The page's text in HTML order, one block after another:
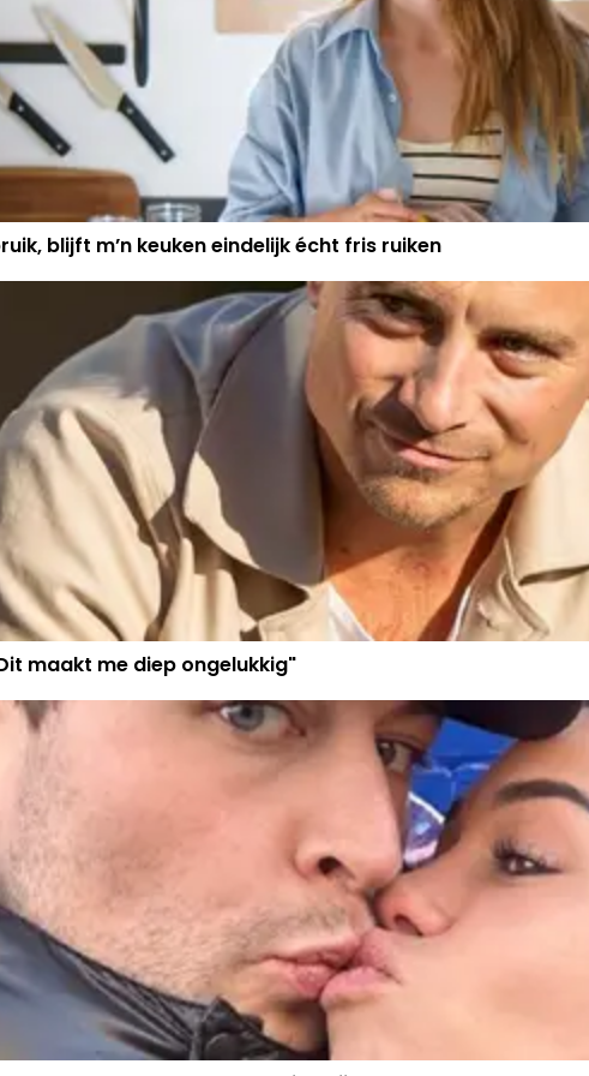
blijft m’n keuken eindelijk écht fris ruiken
maakt me diep ongelukkig"